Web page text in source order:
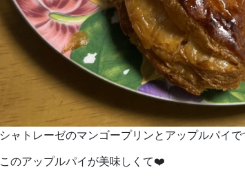
シャトレーゼのマンゴープリンとアップルパイで
このアップルパイが美味しくて❤️